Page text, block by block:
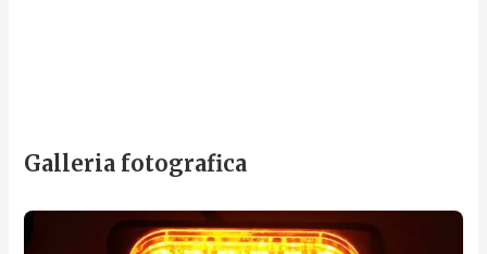
Galleria fotografica